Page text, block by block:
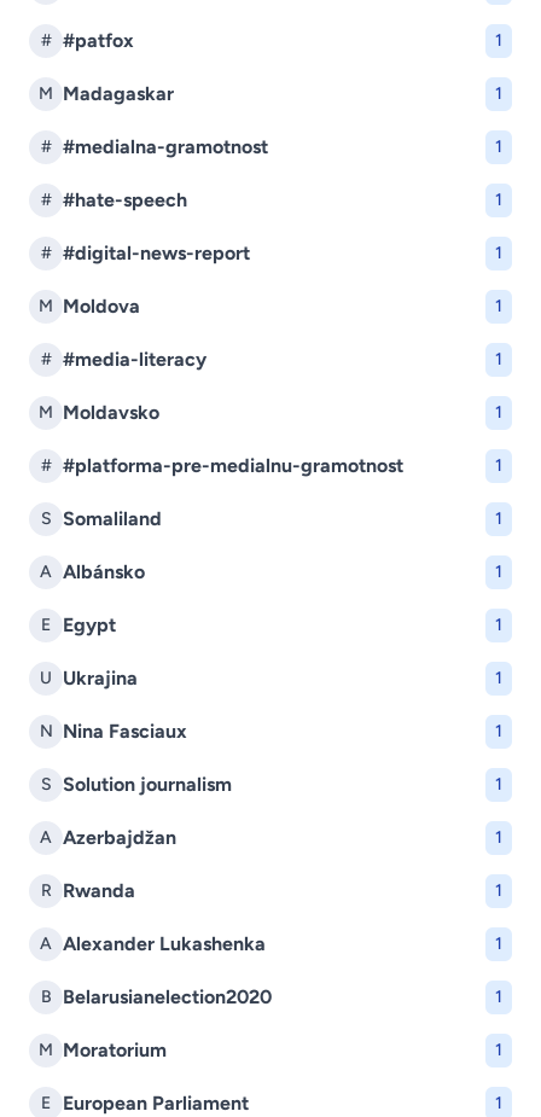
# #patfox 1
M Madagaskar 1
# #medialna-gramotnost 1
# #hate-speech 1
# #digital-news-report 1
M Moldova 1
# #media-literacy 1
M Moldavsko 1
# #platforma-pre-medialnu-gramotnost 1
S Somaliland 1
A Albánsko 1
E Egypt 1
U Ukrajina 1
N Nina Fasciaux 1
S Solution journalism 1
A Azerbajdžan 1
R Rwanda 1
A Alexander Lukashenka 1
B Belarusianelection2020 1
M Moratorium 1
E European Parliament 1